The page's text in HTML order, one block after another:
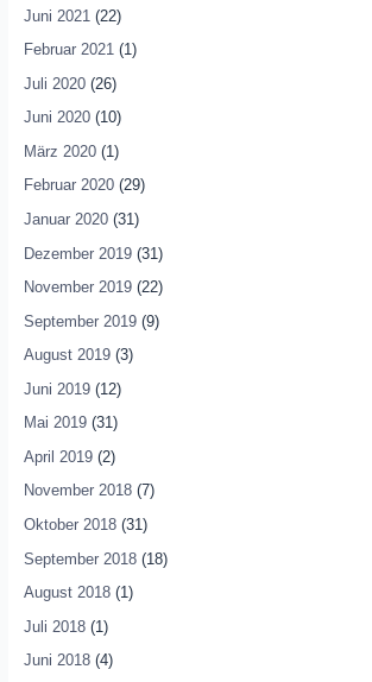
Juni 2021 (22)
Februar 2021(1)
Juli 2020(26)
Juni 2020(10)
März 2020(1)
Februar 2020(29)
Januar 2020(31)
Dezember 2019(31)
November 2019(22)
September 2019(9)
August 2019(3)
Juni 2019(12)
Mai 2019(31)
April 2019(2)
November 2018(7)
Oktober 2018(31)
September 2018(18)
August 2018(1)
Juli 2018(1)
Juni 2018(4)